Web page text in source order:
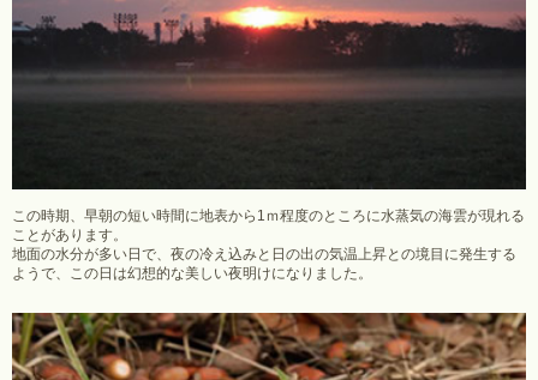
この時期、早朝の短い時間に地表から1ｍ程度のところに水蒸気の海雲が現れる
ことがあります。
地面の水分が多い日で、夜の冷え込みと日の出の気温上昇との境目に発生する
ようで、この日は幻想的な美しい夜明けになりました。